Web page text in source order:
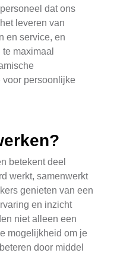
dat ons
leveren van
en service, en
maximaal
voor persoonlijke
betekent deel
werkt, samenwerkt
genieten van een
en inzicht
niet alleen een
mogelijkheid om je
door middel